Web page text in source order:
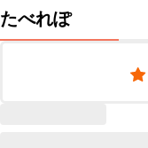
たべれぽ